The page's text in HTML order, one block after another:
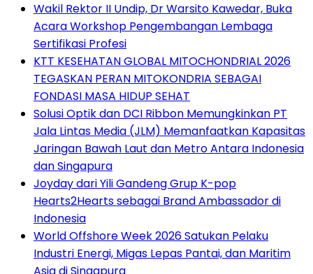
Wakil Rektor II Undip, Dr Warsito Kawedar, Buka
Acara Workshop Pengembangan Lembaga
Sertifikasi Profesi
KTT KESEHATAN GLOBAL MITOCHONDRIAL 2026
TEGASKAN PERAN MITOKONDRIA SEBAGAI
FONDASI MASA HIDUP SEHAT
Solusi Optik dan DCI Ribbon Memungkinkan PT
Jala Lintas Media (JLM) Memanfaatkan Kapasitas
Jaringan Bawah Laut dan Metro Antara Indonesia
dan Singapura
Joyday dari Yili Gandeng Grup K-pop
Hearts2Hearts sebagai Brand Ambassador di
Indonesia
World Offshore Week 2026 Satukan Pelaku
Industri Energi, Migas Lepas Pantai, dan Maritim